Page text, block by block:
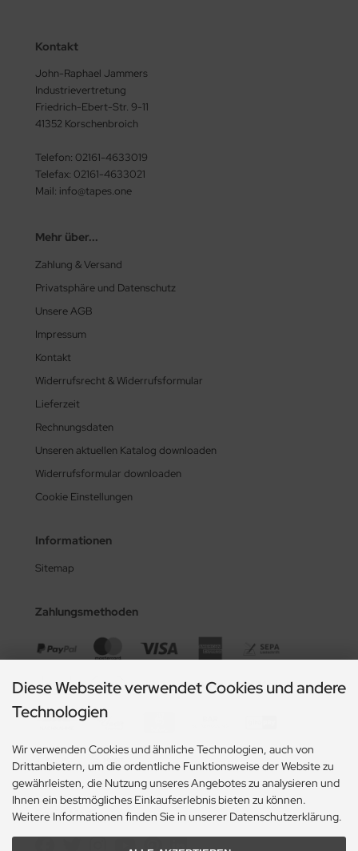
Kontakt
John-Raphael Jammers
Industrievertretung
Friedrich-Ebert-Str. 9-11
41352 Korschenbroich
Telefon: 02161-4633019
Telefax: 02161-4633021
Mail: info@tapes.one
Mehr über...
Zahlung & Versand
Privatsphäre und Datenschutz
Unsere AGB
Impressum
Kontakt
Widerrufsrecht & Widerrufsformular
Lieferzeit
Rechnungsdaten
Unseren aktuellen Katalog downloaden
Widerrufsformular downloaden
Cookie Einstellungen
Informationen
Sitemap
Zahlungsmethoden
Social Media
Diese Webseite verwendet Cookies und andere
Technologien
Wir verwenden Cookies und ähnliche Technologien, auch von
Drittanbietern, um die ordentliche Funktionsweise der Website zu
gewährleisten, die Nutzung unseres Angebotes zu analysieren und
Ihnen ein bestmögliches Einkaufserlebnis bieten zu können.
Weitere Informationen finden Sie in unserer Datenschutzerklärung.